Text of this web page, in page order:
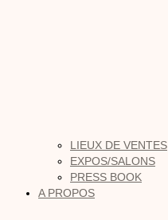
LIEUX DE VENTES
EXPOS/SALONS
PRESS BOOK
A PROPOS